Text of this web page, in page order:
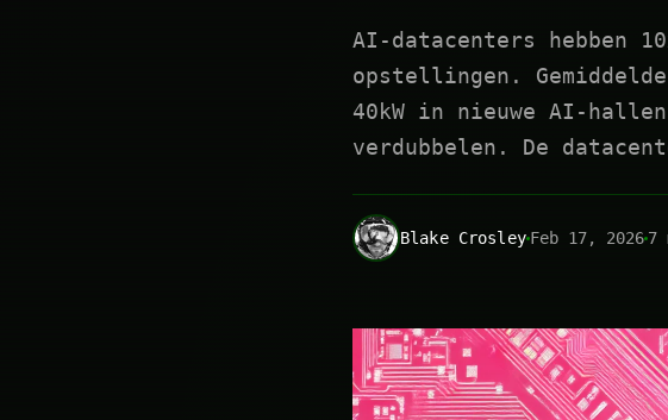
AI-datacenters hebben
opstellingen.
40kW in nieuwe AI-
verdubbelen. De
Blake CrosleyFeb 17, 20267